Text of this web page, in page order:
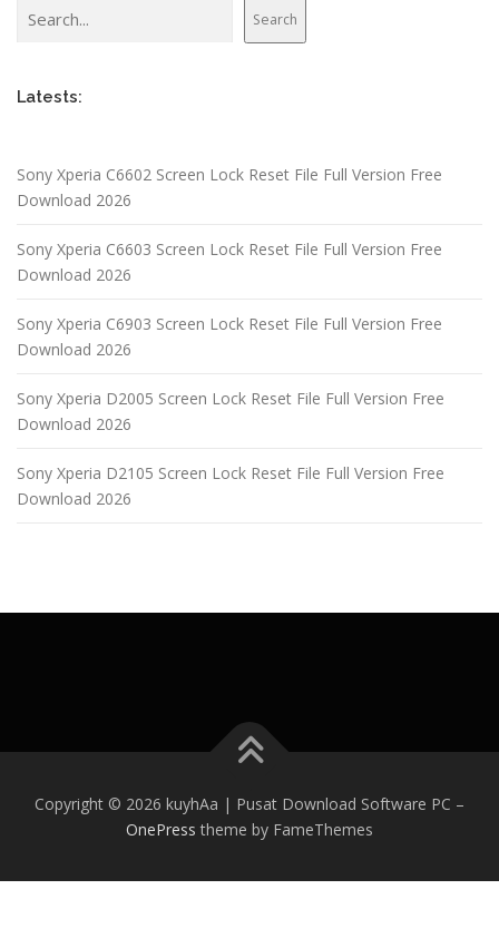
a
g
i
n
Search
Latests:
Sony Xperia C6602 Screen Lock Reset File Full Version Free
Download 2026
Sony Xperia C6603 Screen Lock Reset File Full Version Free
Download 2026
Sony Xperia C6903 Screen Lock Reset File Full Version Free
Download 2026
Sony Xperia D2005 Screen Lock Reset File Full Version Free
Download 2026
Sony Xperia D2105 Screen Lock Reset File Full Version Free
Download 2026
Copyright © 2026 kuyhAa | Pusat Download Software PC –
OnePress theme by FameThemes